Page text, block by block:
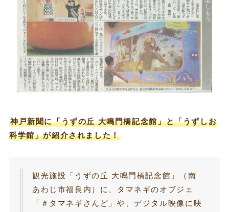
神戸新聞に「うずの丘 大鳴門橋記念館」と「うずしお
科学館」が紹介されました！
観光施設「うずの丘 大鳴門橋記念館」（南
あわじ市福良内）に、タマネギのオブジェ
「＃タマネギさんど」や、デジタル映像に映